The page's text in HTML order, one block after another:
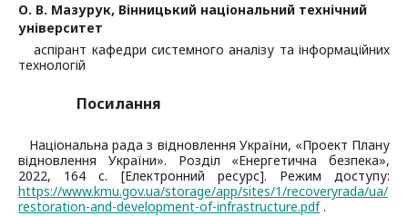
О. В. Мазурук, Вінницький національний технічний
університет
аспірант кафедри системного аналізу та інформаційних
технологій
Посилання
Національна рада з відновлення України, «Проект Плану
відновлення України». Розділ «Енергетична безпека»,
2022, 164 с. [Електронний ресурс]. Режим доступу:
https://www.kmu.gov.ua/storage/app/sites/1/recoveryrada/ua/
restoration-and-development-of-infrastructure.pdf.